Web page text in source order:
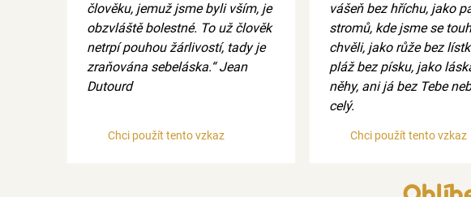
člověku, jemuž jsme byli vším, je
obzvláště bolestné. To už člověk
netrpí pouhou žárlivostí, tady je
zraňována sebeláska.“ Jean
Dutourd
Chci použít tento vzkaz
vášeň bez hříchu, jako
stromů, kde jsme se
chvěli, jako růže bez
pláž bez písku, jako
něhy, ani já bez Tebe
celý.
Chci použít tento vzkaz